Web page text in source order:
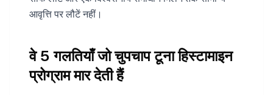
आवृत्ति पर लौटें नहीं।
वे 5 गलतियाँ जो चुपचाप टूना हिस्टामाइन
प्रोग्राम मार देती हैं